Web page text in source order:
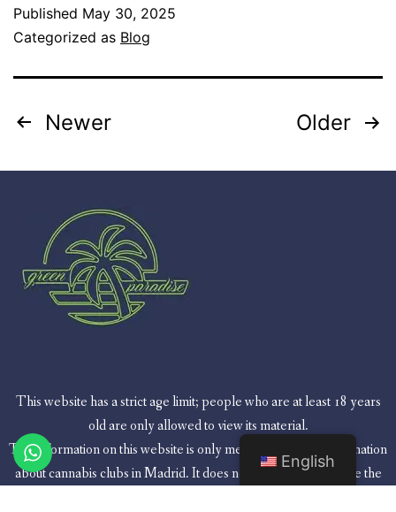
Published May 30, 2025
Categorized as Blog
Newer Older
This website has a strict age limit; people who are at least 18 years
old are only allowed to view its material.
The information on this website is only meant to give you information
about cannabis clubs in Madrid. It does not support or promote the
English